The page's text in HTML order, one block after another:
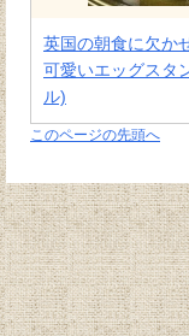
このページの先頭へ